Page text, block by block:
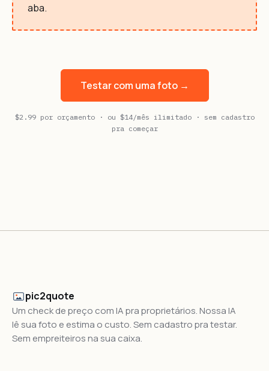
aba.
Testar com uma foto →
$2.99 por orçamento · ou $14/mês ilimitado · sem cadastro
pra começar
pic2quote
Um check de preço com IA pra proprietários. Nossa IA
lê sua foto e estima o custo. Sem cadastro pra testar.
Sem empreiteiros na sua caixa.